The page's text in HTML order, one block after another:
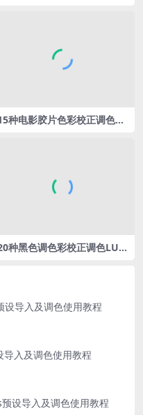
种‌电影胶片色彩校正‌调色L
种黑色调色彩校正‌调色LUT
设导入及调色使用教程
导入及调色使用教程
设导入及调色使用教程